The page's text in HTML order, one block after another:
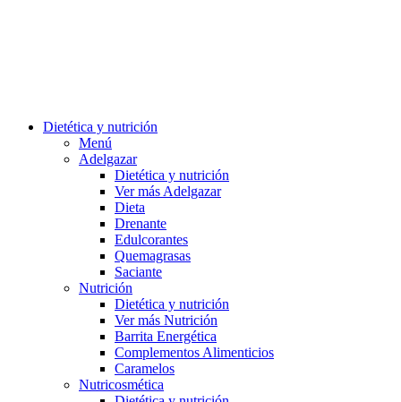
Dietética y nutrición
Menú
Adelgazar
Dietética y nutrición
Ver más Adelgazar
Dieta
Drenante
Edulcorantes
Quemagrasas
Saciante
Nutrición
Dietética y nutrición
Ver más Nutrición
Barrita Energética
Complementos Alimenticios
Caramelos
Nutricosmética